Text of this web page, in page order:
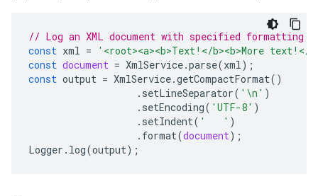
// Log an XML document with specified formatting
const xml =
'<root><a><b>Text!</b><b>More text!</
const document = XmlService.parse(xml);
const output = XmlService.getCompactFormat()
. setLineSeparator( '\n' )
. setEncoding( 'UTF-8' )
. setIndent( '   ' )
. format(document);
Logger . log(output);